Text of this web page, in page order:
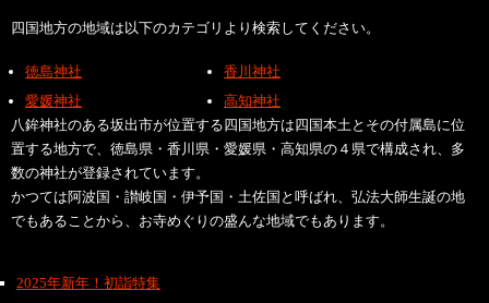
四国地方の地域は以下のカテゴリより検索してください。
徳島神社
香川神社
愛媛神社
高知神社
八鉾神社のある坂出市が位置する四国地方は四国本土とその付属島に位
置する地方で、徳島県・香川県・愛媛県・高知県の４県で構成され、多
数の神社が登録されています。
かつては阿波国・讃岐国・伊予国・土佐国と呼ばれ、弘法大師生誕の地
でもあることから、お寺めぐりの盛んな地域でもあります。
2025年新年！初詣特集